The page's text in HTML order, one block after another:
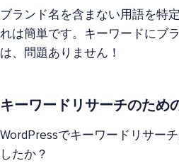
ブランド名を含まない用語を特
れは簡単です。キーワードにブ
は、問題ありません！
キーワードリサーチのため
WordPressでキーワードリサー
したか？